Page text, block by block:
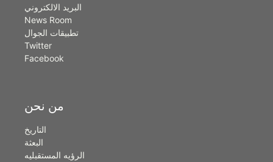
البريد الالكتروني
News Room
تطبيقات الجوال
Twitter
Facebook
من نحن
التاريخ
البعثة
الرؤيه المستقبليه